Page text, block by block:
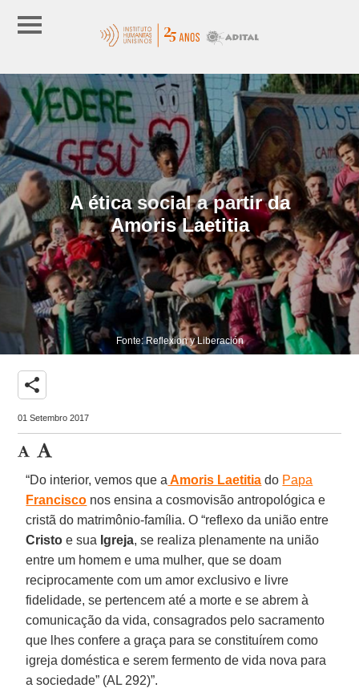
A ética social a partir da
Amoris Laetitia
Fonte: Reflexion y Liberación
share
01 Setembro 2017
“Do interior, vemos que a Amoris Laetitia do Papa
Francisco nos ensina a cosmovisão antropológica e
cristã do matrimônio-família. O “reflexo da união entre
Cristo e sua Igreja, se realiza plenamente na união
entre um homem e uma mulher, que se doam
reciprocamente com um amor exclusivo e livre
fidelidade, se pertencem até a morte e se abrem à
comunicação da vida, consagrados pelo sacramento
que lhes confere a graça para se constituírem como
igreja doméstica e serem fermento de vida nova para
a sociedade” (AL 292)”.